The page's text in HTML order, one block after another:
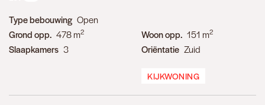
Type bebouwing Open
Grond opp. 478 m2 Woon opp. 151 m2
Slaapkamers 3 Oriëntatie Zuid
KIJKWONING